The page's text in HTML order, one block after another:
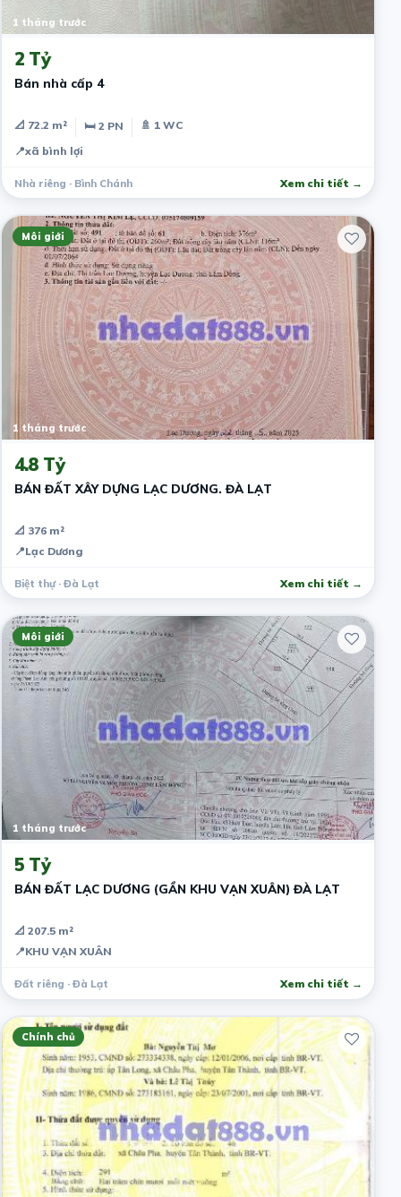
1 tháng trước
2 Tỷ
Bán nhà cấp 4
📐 72.2 m² 🛏 2 PN
🚿 1 WC
📍xã bình lợi
Nhà riêng · Bình Chánh Xem chi tiết →
Môi giới
1 tháng trước
4.8 Tỷ
BÁN ĐẤT XÂY DỰNG LẠC DƯƠNG. ĐÀ LẠT
📐 376 m²
📍Lạc Dương
Biệt thự · Đà Lạt Xem chi tiết →
Môi giới
1 tháng trước
5 Tỷ
BÁN ĐẤT LẠC DƯƠNG (GẦN KHU VẠN XUÂN) ĐÀ LẠT
📐 207.5 m²
📍KHU VẠN XUÂN
Đất riêng · Đà Lạt Xem chi tiết →
Chính chủ